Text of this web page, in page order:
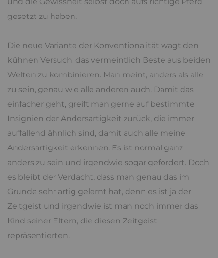
gesetzt zu haben.
Die neue Variante der Konventionalität wagt den
kühnen Versuch, das vermeintlich Beste aus beiden
Welten zu kombinieren. Man meint, anders als alle
zu sein, genau wie alle anderen auch. Damit das
einfacher geht, greift man gerne auf bestimmte
Insignien der Andersartigkeit zurück, die immer
auffallend ähnlich sind, damit auch alle meine
Andersartigkeit erkennen. Es ist normal ganz
anders zu sein und irgendwie sogar gefordert. Doch
es bleibt der Verdacht, dass man genau das im
Grunde sehr artig gelernt hat, denn es ist ja der
Zeitgeist und irgendwie ist man noch immer das
Kind seiner Eltern, die diesen Zeitgeist
repräsentierten.